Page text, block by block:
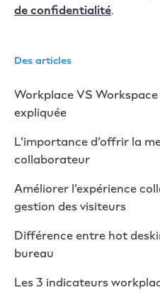
de confidentialité.
Des articles
Workplace VS
expliquée
L’importance d’offrir la
collaborateur
Améliorer l’expérience
gestion des visiteurs
Différence entre hot
bureau
Les 3 indicateurs